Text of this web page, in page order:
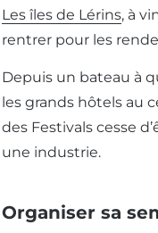
Les îles de Lérins, à
rentrer pour les
Depuis un bateau à
les grands hôtels au
des Festivals cesse
une industrie.
Organiser sa